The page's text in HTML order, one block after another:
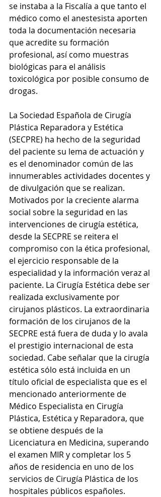
se instaba a la Fiscalía a que tanto el
médico como el anestesista aporten
toda la documentación necesaria
que acredite su formación
profesional, así como muestras
biológicas para el análisis
toxicológica por posible consumo de
drogas.
La Sociedad Española de Cirugía
Plástica Reparadora y Estética
(SECPRE) ha hecho de la seguridad
del paciente su lema de actuación y
es el denominador común de las
innumerables actividades docentes y
de divulgación que se realizan.
Motivados por la creciente alarma
social sobre la seguridad en las
intervenciones de cirugía estética,
desde la SECPRE se reitera el
compromiso con la ética profesional,
el ejercicio responsable de la
especialidad y la información veraz al
paciente. La Cirugía Estética debe ser
realizada exclusivamente por
cirujanos plásticos. La extraordinaria
formación de los cirujanos de la
SECPRE está fuera de duda y lo avala
el prestigio internacional de esta
sociedad. Cabe señalar que la cirugía
estética sólo está incluida en un
título oficial de especialista que es el
mencionado anteriormente de
Médico Especialista en Cirugía
Plástica, Estética y Reparadora, que
se obtiene después de la
Licenciatura en Medicina, superando
el examen MIR y completar los 5
años de residencia en uno de los
servicios de Cirugía Plástica de los
hospitales públicos españoles.